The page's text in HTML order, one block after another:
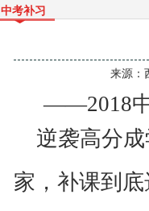
中考补习
来源：
——2018中
逆袭高分成
家，补课到